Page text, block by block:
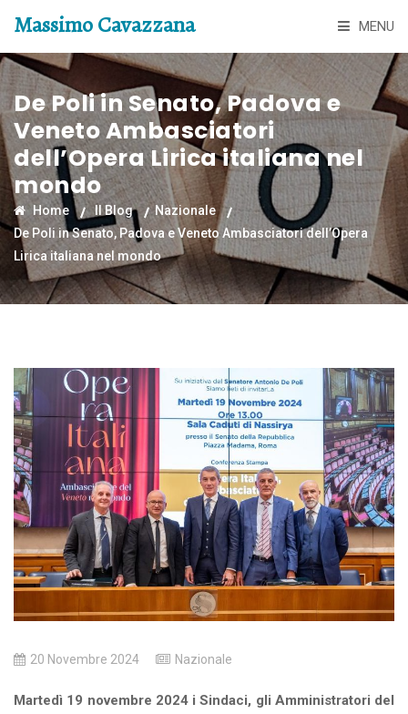
Massimo Cavazzana MENU
De Poli in Senato, Padova e
Veneto Ambasciatori
dell’Opera Lirica italiana nel
mondo
Home Il Blog
Nazionale
De Poli in Senato, Padova e Veneto Ambasciatori dell’Opera
Lirica italiana nel mondo
20 Novembre 2024 Nazionale
Martedì 19 novembre 2024 i Sindaci, gli Amministratori del